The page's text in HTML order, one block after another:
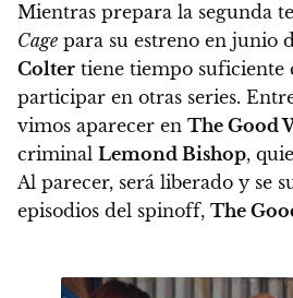
Mientras prepara la segunda
Cage para su estreno en junio
Colter tiene tiempo suficiente
participar en otras series.
vimos aparecer en The Good
criminal Lemond Bishop,
Al parecer, será liberado y se
episodios del spinoff, The